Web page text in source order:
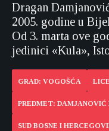
Dragan
2005. godine u
Od 3. marta ove
jedinici «Kula»,
GRAD: VOGOŠĆA
PREDMET: DAMJANOVIĆ
SUD BOSNE I